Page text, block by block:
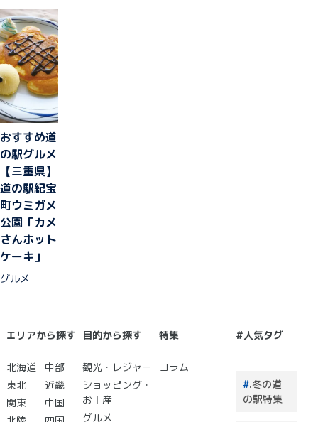
おすすめ道
の駅グルメ
【三重県】
道の駅紀宝
町ウミガメ
公園「カメ
さんホット
ケーキ」
グルメ
エリアから探す
北海道
東北
関東
中部
近畿
中国
目的から探す
観光・レジャー
ショッピング・
お土産
グルメ
特集
コラム
#人気タグ
.冬の道
の駅特集